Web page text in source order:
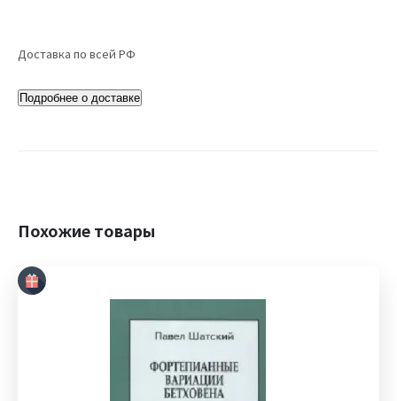
Доставка по всей РФ
Подробнее о доставке
Похожие товары